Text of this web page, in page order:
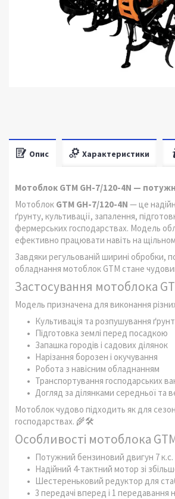
Опис Характеристики
Мотоблок GTM GH-7/120-4N —
Мотоблок GTM GH-7/120-4N — це
ґрунту, культивації, запалення,
фермерських господарствах. Модель
ефективно працювати навіть на
Завдяки регульованій ширині обробки,
обладнання мотоблок GTM стане
Застосування мотоблока
Модель призначена для виконання
Культивація та розпушування
Підготовка землі перед посадкою
Запашка городів і садових ділянок
Нарізання борозен і окучування
Робота з навісним обладнанням
Транспортування господарських
Догляд за ділянками середньої та
Мотоблок чудово підходить як для
господарствах. 🌾🛠️
Особливості мотоблока
Потужний бензиновий двигун 7 к.с.
Надійний 4-тактний мотор зі
Шестереньковий редуктор для
3 передачі вперед і 1 передавання